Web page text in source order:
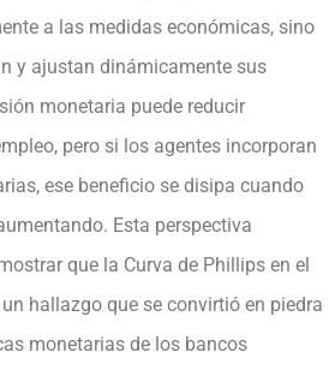
a las medidas económicas, sino
y ajustan dinámicamente sus
monetaria puede reducir
pero si los agentes incorporan
ese beneficio se disipa cuando
Esta perspectiva
que la Curva de Phillips en el
hallazgo que se convirtió en piedra
monetarias de los bancos